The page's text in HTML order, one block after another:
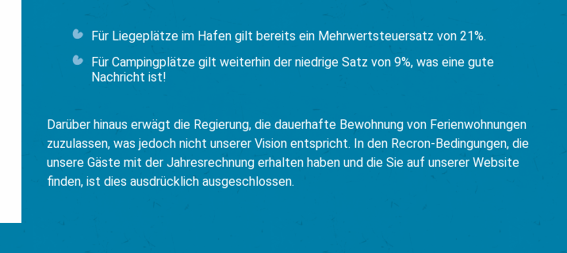
Für Liegeplätze im Hafen gilt bereits ein Mehrwertsteuersatz von 21%.
Für Campingplätze gilt weiterhin der niedrige Satz von 9%, was eine gute
Nachricht ist!
Darüber hinaus erwägt die Regierung, die dauerhafte Bewohnung von Ferienwohnungen
zuzulassen, was jedoch nicht unserer Vision entspricht. In den Recron-Bedingungen, die
unsere Gäste mit der Jahresrechnung erhalten haben und die Sie auf unserer Website
finden, ist dies ausdrücklich ausgeschlossen.